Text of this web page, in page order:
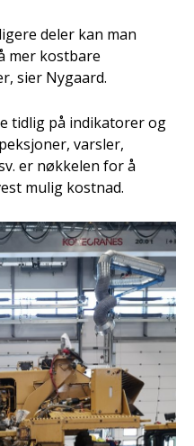
deler kan man
mer kostbare
sier Nygaard.
tidlig på indikatorer og
varsler,
er nøkkelen for å
mulig kostnad.